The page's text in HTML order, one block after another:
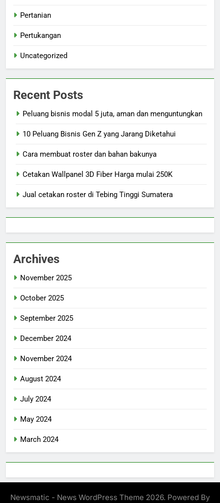
Pertanian
Pertukangan
Uncategorized
Recent Posts
Peluang bisnis modal 5 juta, aman dan menguntungkan
10 Peluang Bisnis Gen Z yang Jarang Diketahui
Cara membuat roster dan bahan bakunya
Cetakan Wallpanel 3D Fiber Harga mulai 250K
Jual cetakan roster di Tebing Tinggi Sumatera
Archives
November 2025
October 2025
September 2025
December 2024
November 2024
August 2024
July 2024
May 2024
March 2024
Newsmatic - News WordPress Theme 2026. Powered By